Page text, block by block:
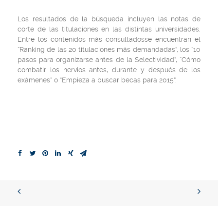
Los resultados de la búsqueda incluyen las notas de
corte de las titulaciones en las distintas universidades.
Entre los contenidos más consultadosse encuentran el
“Ranking de las 20 titulaciones más demandadas”, los “10
pasos para organizarse antes de la Selectividad”, “Cómo
combatir los nervios antes, durante y después de los
exámenes” o “Empieza a buscar becas para 2015”.